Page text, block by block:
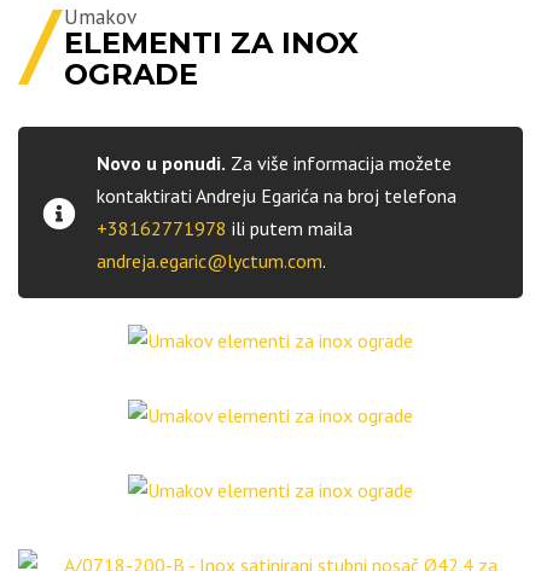
Umakov
ELEMENTI ZA INOX
OGRADE
Novo u ponudi. Za više informacija možete
kontaktirati Andreju Egarića na broj telefona
+38162771978 ili putem maila
andreja.egaric@lyctum.com.